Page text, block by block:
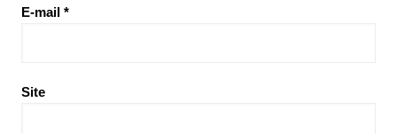
E-mail *
Site